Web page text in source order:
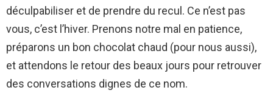
déculpabiliser et de prendre du recul. Ce n’est pas
vous, c’est l’hiver. Prenons notre mal en patience,
préparons un bon chocolat chaud (pour nous aussi),
et attendons le retour des beaux jours pour retrouver
des conversations dignes de ce nom.